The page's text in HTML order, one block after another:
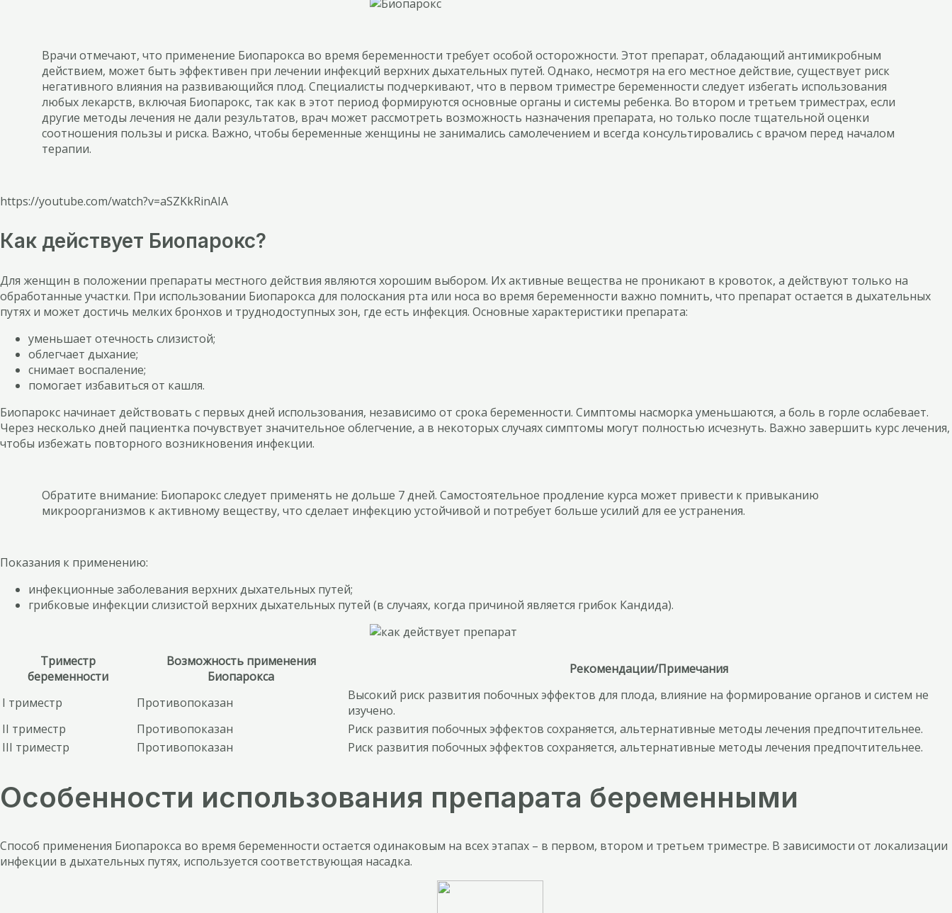
Врачи отмечают, что применение Биопарокса во время беременности требует особой осторожности. Этот препарат, обладающий антимикробным
действием, может быть эффективен при лечении инфекций верхних дыхательных путей. Однако, несмотря на его местное действие, существует риск
негативного влияния на развивающийся плод. Специалисты подчеркивают, что в первом триместре беременности следует избегать использования
любых лекарств, включая Биопарокс, так как в этот период формируются основные органы и системы ребенка. Во втором и третьем триместрах, если
другие методы лечения не дали результатов, врач может рассмотреть возможность назначения препарата, но только после тщательной оценки
соотношения пользы и риска. Важно, чтобы беременные женщины не занимались самолечением и всегда консультировались с врачом перед началом
терапии.
https://youtube.com/watch?v=aSZKkRinAIA
Как действует Биопарокс?
Для женщин в положении препараты местного действия являются хорошим выбором. Их активные вещества не проникают в кровоток, а действуют только на
обработанные участки. При использовании Биопарокса для полоскания рта или носа во время беременности важно помнить, что препарат остается в дыхательных
путях и может достичь мелких бронхов и труднодоступных зон, где есть инфекция. Основные характеристики препарата:
уменьшает отечность слизистой;
облегчает дыхание;
снимает воспаление;
помогает избавиться от кашля.
Биопарокс начинает действовать с первых дней использования, независимо от срока беременности. Симптомы насморка уменьшаются, а боль в горле ослабевает.
Через несколько дней пациентка почувствует значительное облегчение, а в некоторых случаях симптомы могут полностью исчезнуть. Важно завершить курс лечения,
чтобы избежать повторного возникновения инфекции.
Обратите внимание: Биопарокс следует применять не дольше 7 дней. Самостоятельное продление курса может привести к привыканию
микроорганизмов к активному веществу, что сделает инфекцию устойчивой и потребует больше усилий для ее устранения.
Показания к применению:
инфекционные заболевания верхних дыхательных путей;
грибковые инфекции слизистой верхних дыхательных путей (в случаях, когда причиной является грибок Кандида).
Триместр
беременности
Возможность применения
Биопарокса
Рекомендации/Примечания
I триместр Противопоказан
Высокий риск развития побочных эффектов для плода, влияние на формирование органов и систем не
изучено.
II триместр
Противопоказан
Риск развития побочных эффектов сохраняется, альтернативные методы лечения предпочтительнее.
III триместр
Противопоказан Риск развития побочных эффектов сохраняется, альтернативные методы лечения предпочтительнее.
Особенности использования препарата беременными
Способ применения Биопарокса во время беременности остается одинаковым на всех этапах – в первом, втором и третьем триместре. В зависимости от локализации
инфекции в дыхательных путях, используется соответствующая насадка.